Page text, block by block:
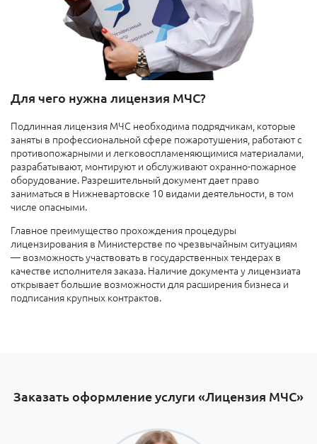
Для чего нужна лицензия МЧС?
Подлинная лицензия МЧС необходима подрядчикам, которые
заняты в профессиональной сфере пожаротушения, работают с
противопожарными и легковоспламеняющимися материалами,
разрабатывают, монтируют и обслуживают охранно-пожарное
оборудование. Разрешительный документ дает право
заниматься в Нижневартовске 10 видами деятельности, в том
числе опасными.
Главное преимущество прохождения процедуры
лицензирования в Министерстве по чрезвычайным ситуациям
— возможность участвовать в государственных тендерах в
качестве исполнителя заказа. Наличие документа у лицензиата
открывает большие возможности для расширения бизнеса и
подписания крупных контрактов.
Заказать оформление услуги «Лицензия МЧС»